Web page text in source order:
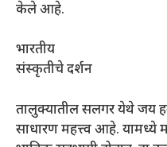
केले आहे.
भारतीय
संस्कृतीचे दर्शन
तालुक्यातील सलगर येथे जय
साधारण महत्त्व आहे. यामध्ये